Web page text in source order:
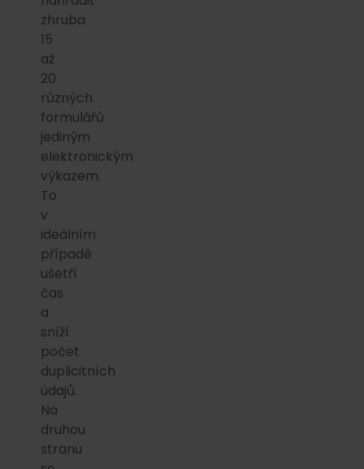
zhruba
15
až
20
různých
formulářů
jediným
elektronickým
výkazem.
To
v
ideálním
případě
ušetří
čas
a
sníží
počet
duplicitních
údajů.
Na
druhou
stranu